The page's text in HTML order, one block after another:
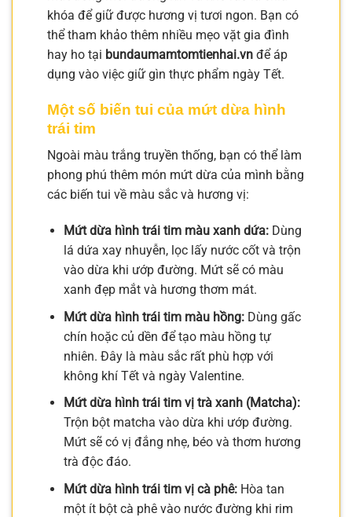
khóa để giữ được hương vị tươi ngon. Bạn có
thể tham khảo thêm nhiều mẹo vặt gia đình
hay ho tại bundaumamtomtienhai.vn để áp
dụng vào việc giữ gìn thực phẩm ngày Tết.
Một số biến tui của mứt dừa hình
trái tim
Ngoài màu trắng truyền thống, bạn có thể làm
phong phú thêm món mứt dừa của mình bằng
các biến tui về màu sắc và hương vị:
Mứt dừa hình trái tim màu xanh dứa:Dùng
lá dứa xay nhuyễn, lọc lấy nước cốt và trộn
vào dừa khi ướp đường. Mứt sẽ có màu
xanh đẹp mắt và hương thơm mát.
Mứt dừa hình trái tim màu hồng:Dùng gấc
chín hoặc củ dền để tạo màu hồng tự
nhiên. Đây là màu sắc rất phù hợp với
không khí Tết và ngày Valentine.
Mứt dừa hình trái tim vị trà xanh (Matcha):
Trộn bột matcha vào dừa khi ướp đường.
Mứt sẽ có vị đắng nhẹ, béo và thơm hương
trà độc đáo.
Mứt dừa hình trái tim vị cà phê:Hòa tan
một ít bột cà phê vào nước đường khi rim